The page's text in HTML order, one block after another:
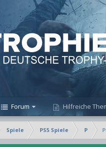
Forum Hilfreiche
Spiele PS5 Spiele P